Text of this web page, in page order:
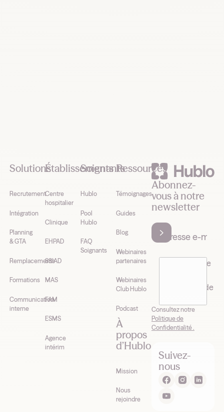
Solutions
Recrutement
Intégration
Planning
& GTA
Remplacements
Formations
Communication
interne
Établissements
Centre
hospitalier
Clinique
EHPAD
SSIAD
MAS
FAM
ESMS
Agence
intérim
Soignants
Hublo
Pool
Hublo
FAQ
Soignants
Ressources
Témoignages
Guides
Blog
Webinaires
partenaires
Webinaires
Club Hublo
Podcast
À
propos
d’Hublo
Mission
Nous
rejoindre
Abonnez-
vous à notre
newsletter
J’accepte de
newsletter de
Consultez notre
Politique de
Confidentialité .
Suivez-
nous